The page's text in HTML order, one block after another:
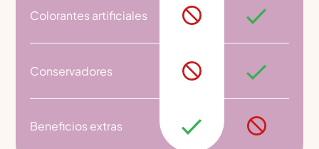
Colorantes artificiales
Conservadores
Beneficios extras